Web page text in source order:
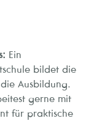
Ein
bildet die
Ausbildung.
gerne mit
für praktische